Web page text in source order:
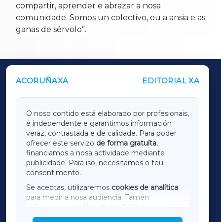
compartir, aprender e abrazar a nosa
comunidade. Somos un colectivo, ou a ansia e as
ganas de sérvolo”.
ACORUÑAXA EDITORIAL XA
O noso contido está elaborado por profesionais,
é independente e garantimos información
veraz, contrastada e de calidade. Para poder
ofrecer este servizo de forma gratuíta,
financiamos a nosa actividade mediante
publicidade. Para iso, necesitamos o teu
consentimento.
Se aceptas, utilizaremos cookies de analítica
para medir a nosa audiencia. Tamén
utilizaremos
cookies de marketing
mostrar publicidade de terceiros.
OUTROS PERIÓDICOS
LUGOXA
TERRACHAXA
AMARIÑAXA